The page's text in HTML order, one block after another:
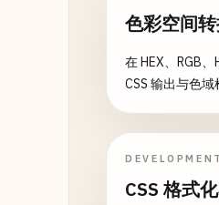
色彩空间
在 HEX、RGB
CSS 输出与色域
DEVELOPMENT
CSS 格式